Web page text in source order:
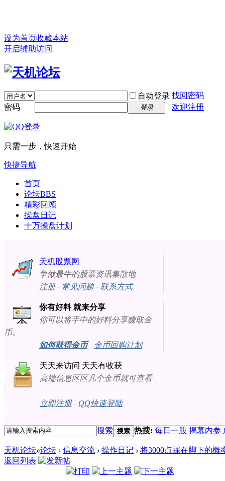
设为首页收藏本站
开启辅助访问
自动登录 找回密码
密码
登录 欢迎注册
只需一步，快速开始
快捷导航
首页
论坛BBS
精彩回顾
操盘日记
十万操盘计划
天机股票网
争做最牛的股票资讯集散地
注册- 常见问题- 联系方式
你有好料 就来分享
你可以将手中的好料分享赚取金
币。
如何获得金币- 金币回购计划
天天来访问 天天有收获
高端信息区区几个金币就可查看
立即注册- QQ快速登陆
搜索 搜索 热搜: 每日一股 揭幕内参
天机论坛»论坛 › 信息交流 › 操作日记 › 将3000点踩在脚下的概
返回列表